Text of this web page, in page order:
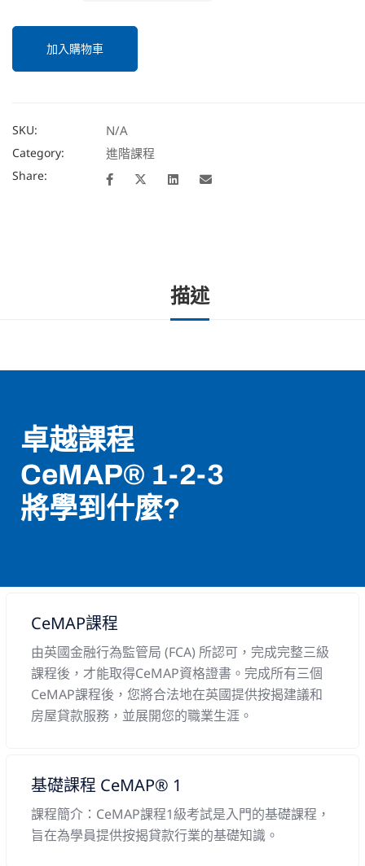
加入購物車
SKU: N/A
Category: 進階課程
Share:
描述
卓越課程
CeMAP® 1-2-3
將學到什麼?
CeMAP課程
由英國金融行為監管局 (FCA) 所認可，完成完整三級
課程後，才能取得CeMAP資格證書。完成所有三個
CeMAP課程後，您將合法地在英國提供按揭建議和
房屋貸款服務，並展開您的職業生涯。
基礎課程 CeMAP® 1
課程簡介：CeMAP課程1級考試是入門的基礎課程，
旨在為學員提供按揭貸款行業的基礎知識。